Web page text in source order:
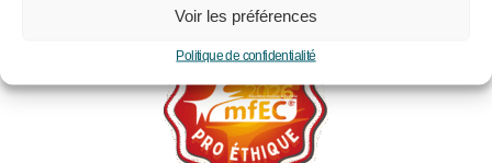
Voir les préférences
Politique de confidentialité